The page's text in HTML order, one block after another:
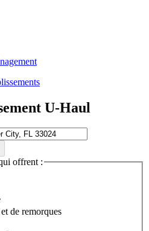
U-Haul
offrent :
de remorques